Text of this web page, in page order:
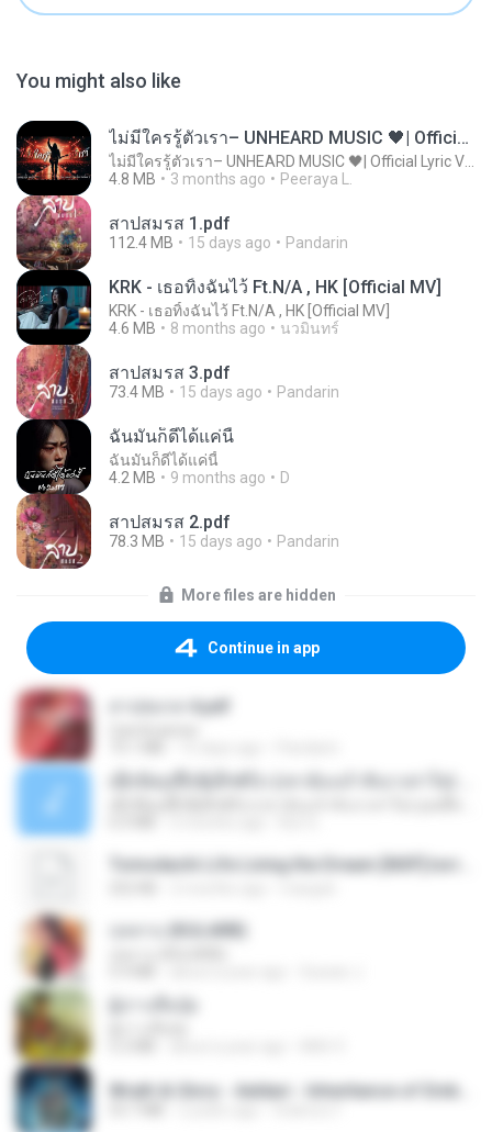
You might also like
ไม่มีใครรู้ตัวเรา– UNHEARD MUSIC 🖤| Official Lyric Video | เพลงสู้ชีวิต
4.8 MB
3 months ago Peeraya L.
สาปสมรส 1.pdf
112.4 MB 15 days ago Pandarin
KRK - เธอทิ้งฉันไว้ Ft.N/A , HK [Official MV]
KRK - เธอทิ้งฉันไว้ Ft.N/A , HK [Official MV]
4.6 MB
8 months ago นวมินทร์
สาปสมรส 3.pdf
73.4 MB 15 days ago Pandarin
ฉันมันก็ดีได้แค่นี้
ฉันมันก็ดีได้แค่นี้
4.2 MB
9 months ago D
สาปสมรส 2.pdf
78.3 MB 15 days ago Pandarin
More files are hidden
Continue in app
สาปสมรส 4.pdf
กุหลาบ (KULARB)